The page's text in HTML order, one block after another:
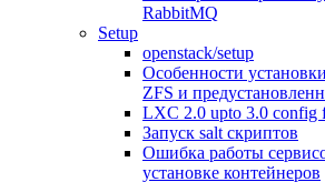
RabbitMQ
Setup
openstack/setup
Особенности
ZFS и
LXC 2.0 upto 3.0 config
Запуск salt скриптов
Ошибка работы
установке контейнеров